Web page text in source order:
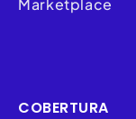
Marketplace
COBERTURA